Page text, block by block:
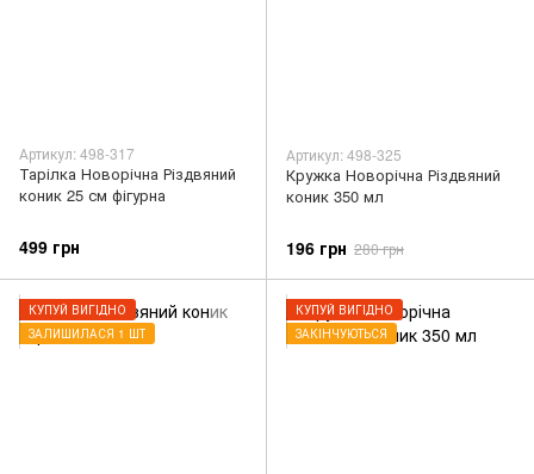
Артикул: 498-317
Тарілка Новорічна Різдвяний
коник 25 см фігурна
499 грн
Артикул: 498-325
Кружка Новорічна Різдвяний
коник 350 мл
196 грн 280 грн
КУПУЙ ВИГІДНО
ЗАЛИШИЛАСЯ 1 ШТ
КУПУЙ ВИГІДНО
ЗАКІНЧУЮТЬСЯ